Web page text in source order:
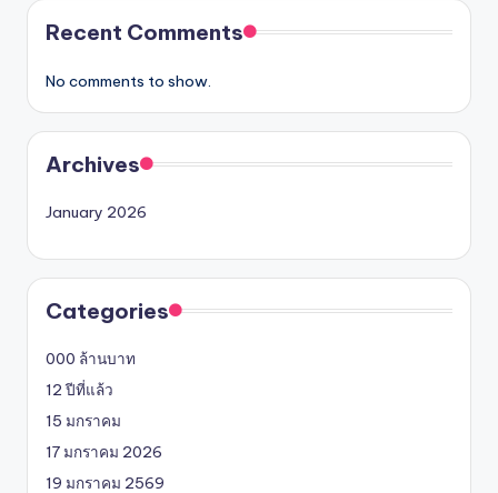
Recent Comments
No comments to show.
Archives
January 2026
Categories
000 ล้านบาท
12 ปีที่แล้ว
15 มกราคม
17 มกราคม 2026
19 มกราคม 2569